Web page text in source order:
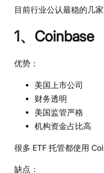
目前行业公认最稳的几家
1、Coinbase
优势：
美国上市公司
财务透明
美国监管严格
机构资金占比高
很多 ETF 托管都使用
缺点：